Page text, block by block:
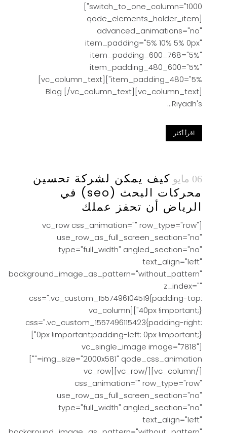
switch_to_one_column="1000"]
[qode_elements_holder_item
advanced_animations="no"
item_padding="5% 10% 5% 0px"
item_padding_600_768="5%"
item_padding_480_600="5%"
item_padding_480="5%"][vc_column_text]
Blog [/vc_column_text][vc_column_text]
Riyadh's...
اقرأ أكثر
06 مايو
كيف يمكن لشركة تحسين
محركات البحث (seo) في
الرياض أن تحفز عملك
[vc_row css_animation="" row_type="row"
use_row_as_full_screen_section="no"
type="full_width" angled_section="no"
text_align="left"
background_image_as_pattern="without_pattern"
z_index=""
css=".vc_custom_1557496104519{padding-top:
40px !important;}"][vc_column
css=".vc_custom_1557496115423{padding-right:
0px !important;padding-left: 0px !important;}"]
[vc_single_image image="7818"
img_size="2000x581" qode_css_animation=""]
[/vc_column][/vc_row][vc_row
css_animation="" row_type="row"
use_row_as_full_screen_section="no"
type="full_width" angled_section="no"
text_align="left"